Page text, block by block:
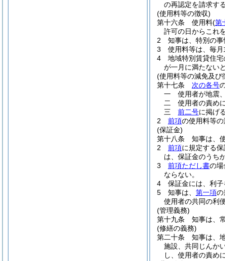
の再認定を請求す
(使用料等の徴収)
第十六条
使用料(第
許可の日からこれ
2
知事は、特別の事
3
使用料等は、毎月
4
地域特別賃貸住
が一月に満たない
(使用料等の減免及び
第十七条
次の各号
一
使用者が地震
二
使用者の責め
三
前二号に掲げ
2
前項の使用料等
(保証金)
第十八条
知事は、
2
前項に規定する
は、保証金のうち
3
前項ただし書の場
ならない。
4
保証金には、利子
5
知事は、 第一項の
使用者の共同の利
(管理義務)
第十九条
知事は、
(修繕の義務)
第二十条
知事は、
施設、共同じんか
し、使用者の責め